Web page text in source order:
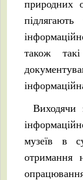
природних
підлягають
також
Виходячи
музеїв в
отримання